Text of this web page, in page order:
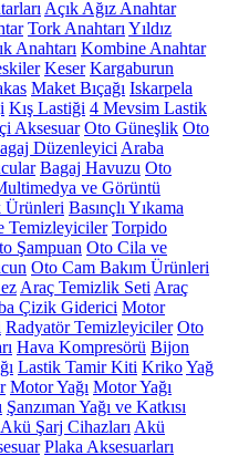
Açık Ağız Anahtar
Tork Anahtarı Yıldız
Anahtarı Kombine Anahtar
Keser Kargaburun
Maket Bıçağı Iskarpela
Kış Lastiği 4 Mevsim Lastik
Aksesuar Oto Güneşlik Oto
Düzenleyici Araba
Bagaj Havuzu Oto
ve Görüntü
Ürünleri Basınçlı Yıkama
Temizleyiciler Torpido
Şampuan Oto Cila ve
Oto Cam Bakım Ürünleri
Araç Temizlik Seti Araç
Çizik Giderici Motor
Radyatör Temizleyiciler Oto
Hava Kompresörü Bijon
Lastik Tamir Kiti KrikoYağ
Motor Yağı Motor Yağı
Şanzıman Yağı ve Katkısı
Akü Şarj Cihazları Akü
Plaka Aksesuarları